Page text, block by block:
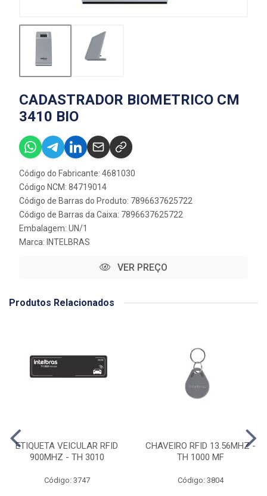
CADASTRADOR BIOMETRICO CM
3410 BIO
Código do Fabricante: 4681030
Código NCM: 84719014
Código de Barras do Produto: 7896637625722
Código de Barras da Caixa: 7896637625722
Embalagem: UN/1
Marca: INTELBRAS
VER PREÇO
Produtos Relacionados
ETIQUETA VEICULAR RFID
900MHZ - TH 3010
Código: 3747
CHAVEIRO RFID 13.56MHZ -
TH 1000 MF
Código: 3804